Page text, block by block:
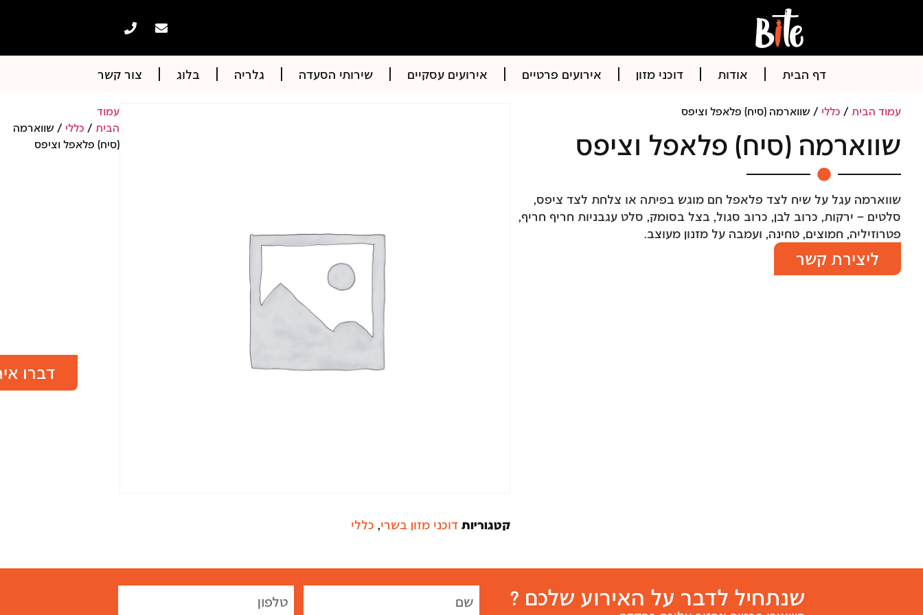
דברו
דף הבית אודות דוכני מזון אירועים פרטיים אירועים עסקיים שירותי הסעדה גלריה בלוג צור קשר
עמוד הבית / כללי / שווארמה (סיח) פלאפל וציפס
שווארמה (סיח) פלאפל וציפס
שווארמה עגל על שיח לצד פלאפל חם מוגש בפיתה או צלחת לצד ציפס,
סלטים – ירקות, כרוב לבן, כרוב סגול, בצל בסומק, סלט עגבניות חריף חריף,
פטרוזיליה, חמוצים, טחינה, ועמבה על מזנון מעוצב.
ליצירת קשר
קטגוריות דוכני מזון בשרי, כללי
עמוד
הבית/ כללי / שווארמה
(סיח) פלאפל וציפס
שנתחיל לדבר על האירוע שלכם ?